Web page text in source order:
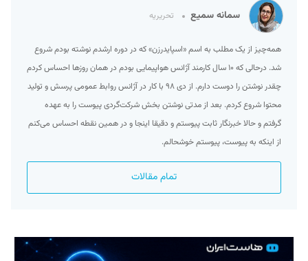
سمانه سمیع تحریریه
همه‌چیز از یک مطلب به اسم «اسپایدرزن» که در دوره ارشدم نوشته بودم شروع
شد. درحالی که ۱۰ سال کارمند آژانس هواپیمایی بودم در همان روزها احساس کردم
چقدر نوشتن را دوست دارم. از دی ۹۸ با کار در آژانس روابط عمومی پرسش و تولید
محتوا شروع کردم. بعد از مدتی نوشتن بخش شرکت‌گردی پیوست را به عهده
گرفتم و حالا خبرنگار ثابت پیوستم و دقیقا اینجا و در همین نقطه احساس می‌کنم
از اینکه به پیوست، پیوستم خوشحالم.
تمام مقالات